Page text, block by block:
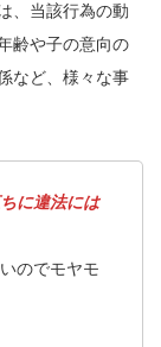
、当該行為の動
齢や子の意向の
など、様々な事
に違法には
のでモヤモ